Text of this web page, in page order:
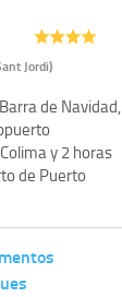
Jordi)
de Navidad,
y 2 horas
de Puerto